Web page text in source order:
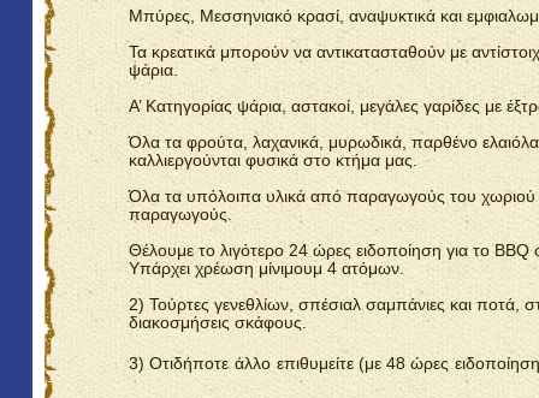
Μπύρες, Μεσσηνιακό κρασί, αναψυκτικά και
Τα κρεατικά μπορούν να αντικατασταθούν με
ψάρια.
Α’ Κατηγορίας ψάρια, αστακοί, μεγάλες γαρίδες με
Όλα τα φρούτα, λαχανικά, μυρωδικά, παρθένο
καλλιεργούνται φυσικά στο κτήμα μας.
Όλα τα υπόλοιπα υλικά από παραγωγούς του χωριού
παραγωγούς.
Θέλουμε το λιγότερο 24 ώρες ειδοποίηση για τοBBQ
Υπάρχει χρέωση μίνιμουμ 4 ατόμων.
2) Τούρτες γενεθλίων, σπέσιαλ σαμπάνιες και ποτά,
διακοσμήσεις σκάφους.
3)Οτιδήποτε άλλο επιθυμείτε (με48ώρες